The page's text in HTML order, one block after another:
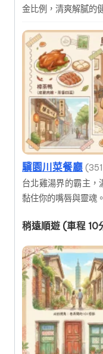
金比例，清爽解膩的
驥園川菜餐廳
台北雞湯界的霸主，
黏住你的嘴唇與靈魂。
稍遠順遊 (車程 10